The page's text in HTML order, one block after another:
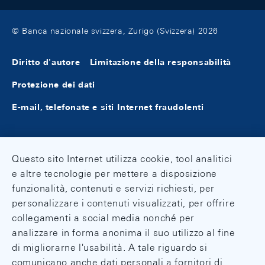
et conjoncture, 1/1997
Geld, Währung und Konjunktur - Monnaie
et conjoncture, 3/1996
Geld, Währung und Konjunktur - Monnaie
et conjoncture, 1/1996
Geld, Währung und Konjunktur - Monnaie
et conjoncture, 4/1995
le varie edizioni con un unico titolo in francese
Rapport pour la séance du 17 décembre
Rapport pour la séance du 10 septembre
(FR / DE)
Rapport pour la séance du 12 mars 1982
(FR / DE)
Rapport pour la séance du 18 décembre
1981 (FR / DE)
© Banca nazionale svizzera, Zurigo (Svizzera) 2026
Diritto d'autore Limitazione della responsabilità
Protezione dei dati
E-mail, telefonate e siti Internet fraudolenti
Questo sito Internet utilizza cookie, tool analitici
e altre tecnologie per mettere a disposizione
funzionalità, contenuti e servizi richiesti, per
personalizzare i contenuti visualizzati, per offrire
collegamenti a social media nonché per
analizzare in forma anonima il suo utilizzo al fine
di migliorarne l'usabilità. A tale riguardo si
comunicano anche dati personali a fornitori di